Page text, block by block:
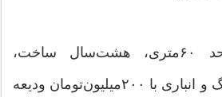
جنوب تهران یک‌واحد ۶۰‌متری، هشت‌سال ساخت،
یک‌خوابه، بدون پارکینگ و انباری با ۲۰۰‌میلیون‌تومان ودیعه